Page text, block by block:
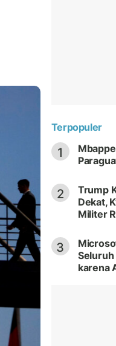
Terpopuler
1
2
Trump
Dekat,
Militer
3
Seluruh
karena